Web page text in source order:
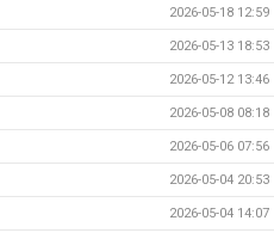
2026-05-18 12:59
2026-05-13 18:53
2026-05-12 13:46
2026-05-08 08:18
2026-05-06 07:56
2026-05-04 20:53
2026-05-04 14:07